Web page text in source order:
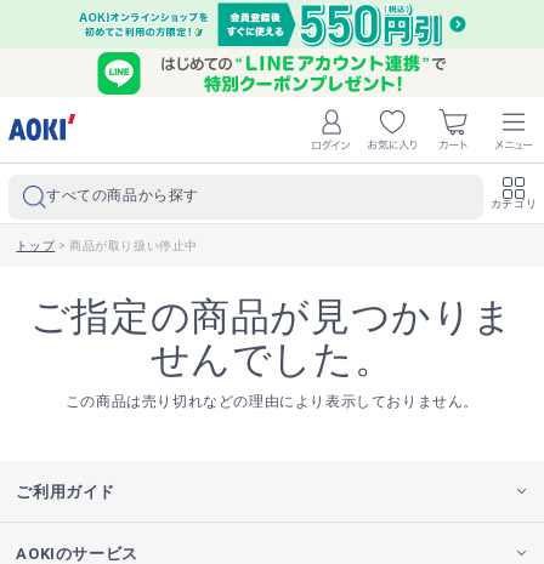
すべての商品から探す カテゴリ
トップ> 商品が取り扱い停止中
ご指定の商品が見つかりま
せんでした。
この商品は売り切れなどの理由により表示しておりません。
ご利用ガイド
AOKIのサービス